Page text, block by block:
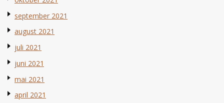
september 2021
august 2021
juli 2021
juni 2021
mai 2021
april 2021